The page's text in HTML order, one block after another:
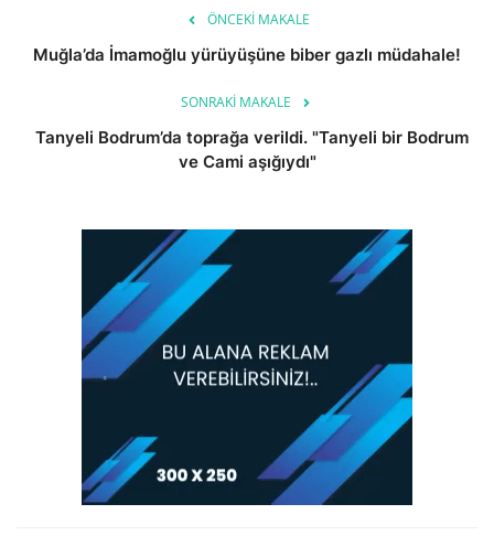
ÖNCEKI MAKALE
Muğla’da İmamoğlu yürüyüşüne biber gazlı müdahale!
SONRAKI MAKALE
Tanyeli Bodrum’da toprağa verildi. "Tanyeli bir Bodrum
ve Cami aşığıydı"